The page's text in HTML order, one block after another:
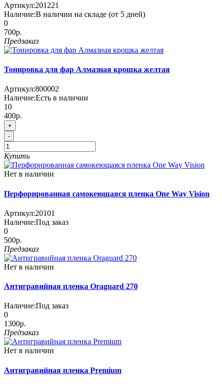
Артикул:201221
Наличие:В наличии на складе (от 5 дней)
0
700р.
Предзаказ
Тонировка для фар Алмазная крошка желтая
Артикул:800002
Наличие:Есть в наличии
10
400р.
+
-
Купить
Нет в наличии
Перфорированная самокеющаяся пленка One Way Vision
Артикул:20101
Наличие:Под заказ
0
500р.
Предзаказ
Нет в наличии
Антигравийная пленка Oraguard 270
Наличие:Под заказ
0
1300р.
Предзаказ
Нет в наличии
Антигравийная пленка Premium